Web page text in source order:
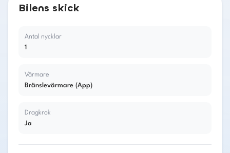
Bilens skick
Antal nycklar
1
Värmare
Bränslevärmare (App)
Dragkrok
Ja